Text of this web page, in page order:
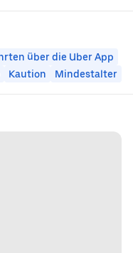
über die Uber App
Kaution Mindestalter